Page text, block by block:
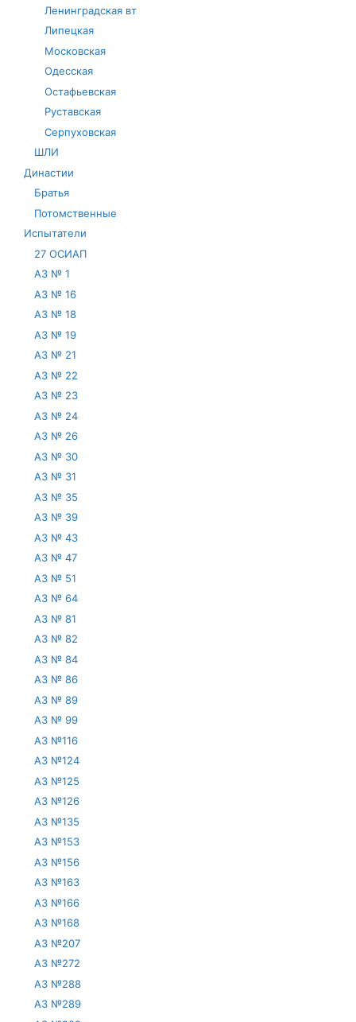
Ленинградская вт
Липецкая
Московская
Одесская
Остафьевская
Руставская
Серпуховская
ШЛИ
Династии
Братья
Потомственные
Испытатели
27 ОСИАП
АЗ № 1
АЗ № 16
АЗ № 18
АЗ № 19
АЗ № 21
АЗ № 22
АЗ № 23
АЗ № 24
АЗ № 26
АЗ № 30
АЗ № 31
АЗ № 35
АЗ № 39
АЗ № 43
АЗ № 47
АЗ № 51
АЗ № 64
АЗ № 81
АЗ № 82
АЗ № 84
АЗ № 86
АЗ № 89
АЗ № 99
АЗ №116
АЗ №124
АЗ №125
АЗ №126
АЗ №135
АЗ №153
АЗ №156
АЗ №163
АЗ №166
АЗ №168
АЗ №207
АЗ №272
АЗ №288
АЗ №289